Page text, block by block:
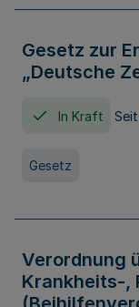
Gesetz zur
„Deutsche
In Kraft
Gesetz
Verordnung
Krankheits-,